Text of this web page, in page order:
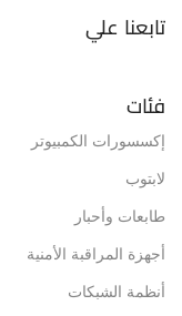
تابعنا علي
فئات
إكسسورات الكمبيوتر
لابتوب
طابعات وأحبار
أجهزة المراقبة الأمنية
أنظمة الشبكات